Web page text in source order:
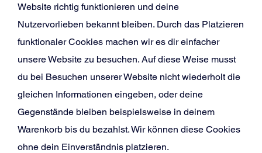
Website richtig funktionieren und deine
Nutzervorlieben bekannt bleiben. Durch das Platzieren
funktionaler Cookies machen wir es dir einfacher
unsere Website zu besuchen. Auf diese Weise musst
du bei Besuchen unserer Website nicht wiederholt die
gleichen Informationen eingeben, oder deine
Gegenstände bleiben beispielsweise in deinem
Warenkorb bis du bezahlst. Wir können diese Cookies
ohne dein Einverständnis platzieren.